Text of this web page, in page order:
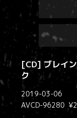
[CD] ブレイ
ク
2019-03-06
AVCD-96280